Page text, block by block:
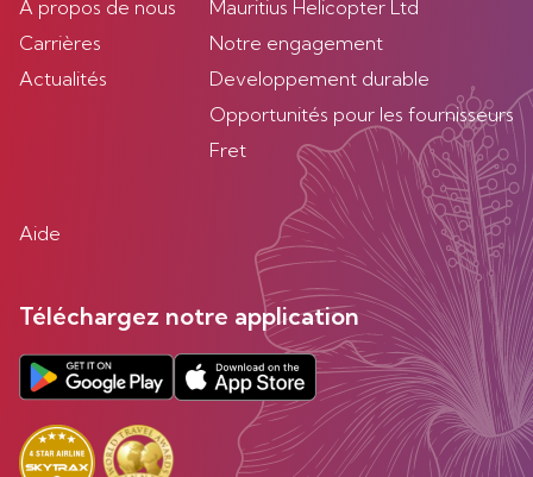
À propos de nous
Carrières
Actualités
Mauritius Helicopter Ltd
Notre engagement
Developpement durable
Opportunités pour les fournisseurs
Fret
Aide
Téléchargez notre application